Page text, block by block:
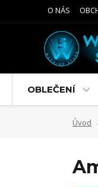
O NÁS
OBLEČENÍ
Úvod